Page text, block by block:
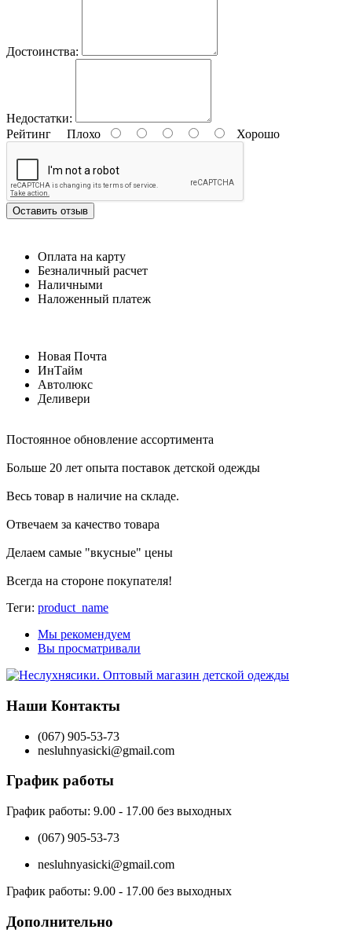
Достоинства:
Недостатки:
Рейтинг
Плохо Хорошо
Оставить отзыв
Оплата на карту
Безналичный расчет
Наличными
Наложенный платеж
Новая Почта
ИнТайм
Автолюкс
Деливери
Постоянное обновление ассортимента
Больше 20 лет опыта поставок детской одежды
Весь товар в наличие на складе.
Отвечаем за качество товара
Делаем самые "вкусные" цены
Всегда на стороне покупателя!
Теги: product_name
Мы рекомендуем
Вы просматривали
Наши Контакты
(067) 905-53-73
nesluhnyasicki@gmail.com
График работы
График работы: 9.00 - 17.00 без выходных
(067) 905-53-73
nesluhnyasicki@gmail.com
График работы: 9.00 - 17.00 без выходных
Дополнительно